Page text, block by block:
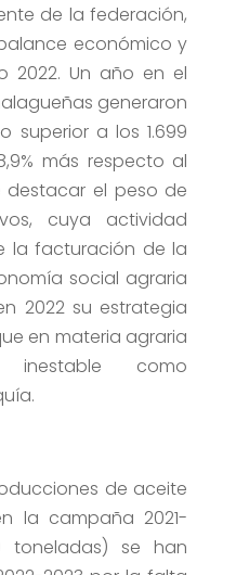
de la federación,
económico y
2022. Un año en el
generaron
superior a los 1.699
más respecto al
destacar el peso de
cuya actividad
la facturación de la
social agraria
2022 su estrategia
en materia agraria
como
de aceite
la campaña 2021-
toneladas) se han